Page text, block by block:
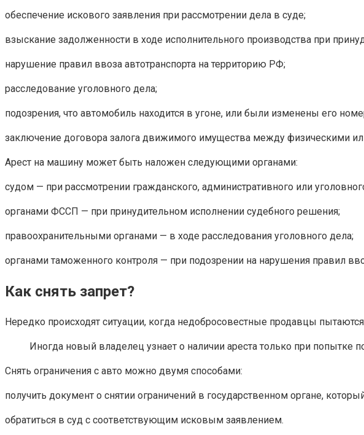
обеспечение искового заявления при рассмотрении дела в суде;
взыскание задолженности в ходе исполнительного производства при
нарушение правил ввоза автотранспорта на территорию РФ;
расследование уголовного дела;
подозрения, что автомобиль находится в угоне, или были изменены его
заключение договора залога движимого имущества между физическими
Арест на машину может быть наложен следующими органами:
судом — при рассмотрении гражданского, административного или
органами ФССП — при принудительном исполнении судебного решения;
правоохранительными органами — в ходе расследования уголовного дела;
органами таможенного контроля — при подозрении на нарушения правил
Как снять запрет?
Нередко происходят ситуации, когда недобросовестные продавцы
Иногда новый владелец узнает о наличии ареста только при попытке
Снять ограничения с авто можно двумя способами:
получить документ о снятии ограничений в государственном органе,
обратиться в суд с соответствующим исковым заявлением.